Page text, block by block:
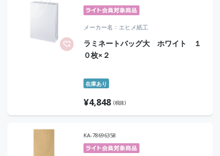
メーカー名 エヒメ紙工
ラミネートバッグ大 ホワイト １
０枚×２
在庫あり
¥4,848 (税抜)
KA-78696358